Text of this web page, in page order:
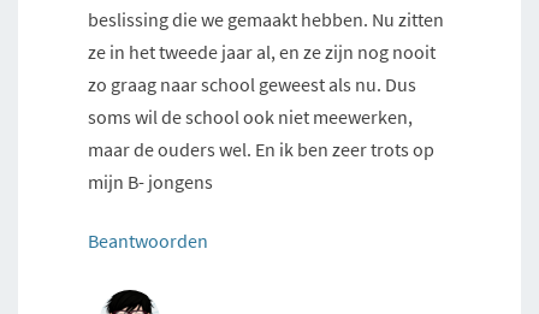
beslissing die we gemaakt hebben. Nu zitten
ze in het tweede jaar al, en ze zijn nog nooit
zo graag naar school geweest als nu. Dus
soms wil de school ook niet meewerken,
maar de ouders wel. En ik ben zeer trots op
mijn B- jongens
Beantwoorden